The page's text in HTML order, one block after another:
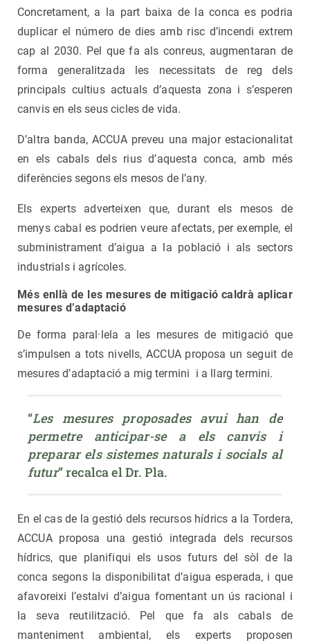
Concretament, a la part baixa de la conca es podria
duplicar el número de dies amb risc d’incendi extrem
cap al 2030. Pel que fa als conreus, augmentaran de
forma generalitzada les necessitats de reg dels
principals cultius actuals d’aquesta zona i s’esperen
canvis en els seus cicles de vida.
D’altra banda, ACCUA preveu una major estacionalitat
en els cabals dels rius d’aquesta conca, amb més
diferències segons els mesos de l’any.
Els experts adverteixen que, durant els mesos de
menys cabal es podrien veure afectats, per exemple, el
subministrament d’aigua a la població i als sectors
industrials i agrícoles.
Més enllà de les mesures de mitigació caldrà aplicar
mesures d’adaptació
De forma paral·lela a les mesures de mitigació que
s’impulsen a tots nivells, ACCUA proposa un seguit de
mesures d’adaptació a mig termini i a llarg termini.
“Les mesures proposades avui han de
permetre anticipar-se a els canvis i
preparar els sistemes naturals i socials al
futur” recalca el Dr. Pla.
En el cas de la gestió dels recursos hídrics a la Tordera,
ACCUA proposa una gestió integrada dels recursos
hídrics, que planifiqui els usos futurs del sòl de la
conca segons la disponibilitat d’aigua esperada, i que
afavoreixi l’estalvi d’aigua fomentant un ús racional i
la seva reutilització. Pel que fa als cabals de
manteniment ambiental, els experts proposen